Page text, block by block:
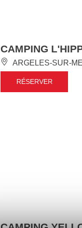
CAMPING
ARGELES-SUR-
RÉSERVER